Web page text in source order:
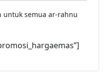
untuk semua ar-rahnu